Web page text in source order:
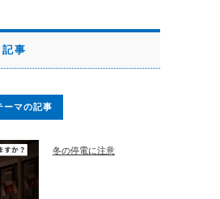
事
ーマの記事
冬の停電に注意